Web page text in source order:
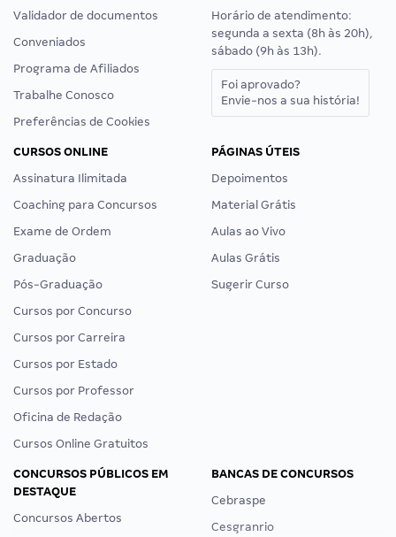
Validador de documentos
Conveniados
Programa de Afiliados
Trabalhe Conosco
Preferências de Cookies
Horário de atendimento:
segunda a sexta (8h às 20h),
sábado (9h às 13h).
Foi aprovado?
Envie-nos a sua história!
CURSOS ONLINE
Assinatura Ilimitada
Coaching para Concursos
Exame de Ordem
Graduação
Pós-Graduação
Cursos por Concurso
Cursos por Carreira
Cursos por Estado
Cursos por Professor
Oficina de Redação
Cursos Online Gratuitos
PÁGINAS ÚTEIS
Depoimentos
Material Grátis
Aulas ao Vivo
Aulas Grátis
Sugerir Curso
CONCURSOS PÚBLICOS EM
DESTAQUE
Concursos Abertos
BANCAS DE CONCURSOS
Cebraspe
Cesgranrio